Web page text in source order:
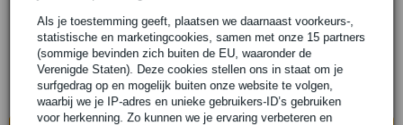
Als je toestemming geeft, plaatsen we daarnaast voorkeurs-,
statistische en marketingcookies, samen met onze 15 partners
(sommige bevinden zich buiten de EU, waaronder de
Verenigde Staten). Deze cookies stellen ons in staat om je
surfgedrag op en mogelijk buiten onze website te volgen,
waarbij we je IP-adres en unieke gebruikers-ID’s gebruiken
voor herkenning. Zo kunnen we je ervaring verbeteren en
Zomo RP-50 XT platenkoffer zwart
€ 88,-
Op voorraad bij de leverancier